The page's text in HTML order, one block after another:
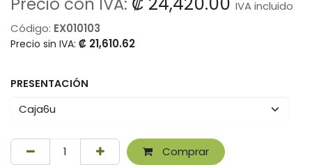
IVA incluido
Código: EX010103
Precio sin IVA: ₡ 21,610.62
PRESENTACIÓN
Comprar